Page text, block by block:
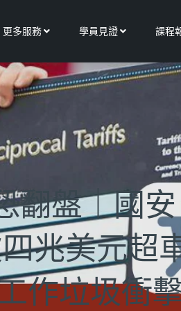
譯服務
更多服務Open 更多服務
學員見證Open 學員
課程
翻盤｜國安
兆美元超
作垃圾衝